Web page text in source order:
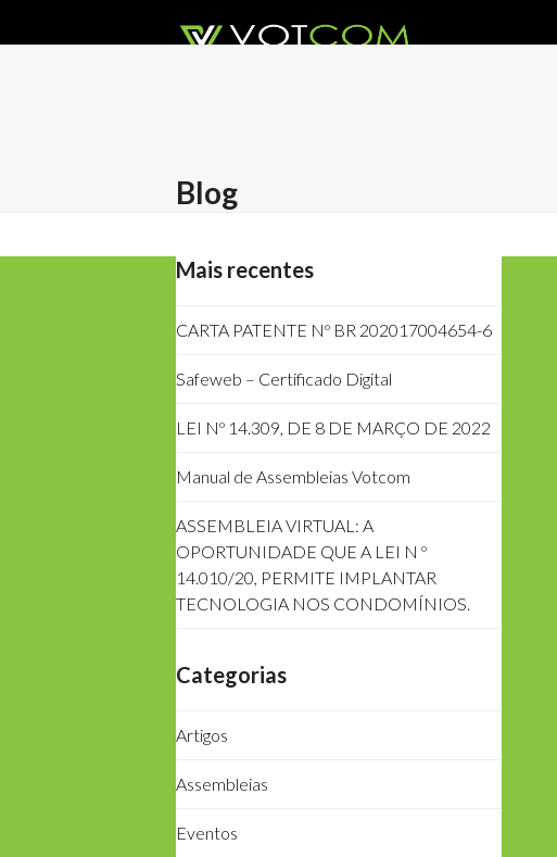
Blog
Mais recentes
CARTA PATENTE Nº BR 202017004654-6
Safeweb – Certificado Digital
LEI Nº 14.309, DE 8 DE MARÇO DE 2022
Manual de Assembleias Votcom
ASSEMBLEIA VIRTUAL: A
OPORTUNIDADE QUE A LEI N º
14.010/20, PERMITE IMPLANTAR
TECNOLOGIA NOS CONDOMÍNIOS.
Categorias
Artigos
Assembleias
Eventos